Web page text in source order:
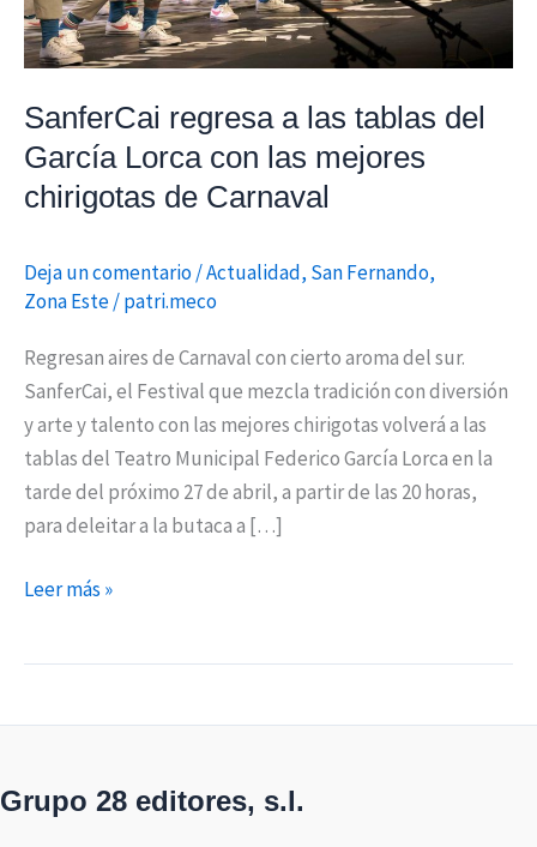
SanferCai regresa a las tablas del
García Lorca con las mejores
chirigotas de Carnaval
Deja un comentario/Actualidad, San Fernando,
Zona Este/patri.meco
Regresan aires de Carnaval con cierto aroma del sur.
SanferCai, el Festival que mezcla tradición con diversión
y arte y talento con las mejores chirigotas volverá a las
tablas del Teatro Municipal Federico García Lorca en la
tarde del próximo 27 de abril, a partir de las 20 horas,
para deleitar a la butaca a […]
con
las
chirigotas
de
Carnaval
Leer más »
Grupo 28 editores, s.l.